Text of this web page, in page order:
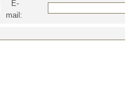
E-
mail: